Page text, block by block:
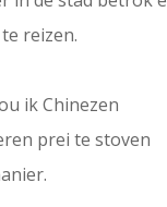
reizen.
ik Chinezen
prei te stoven